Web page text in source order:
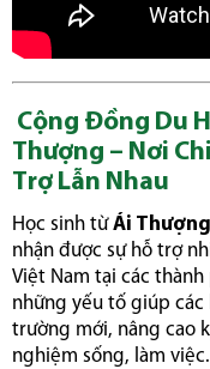
Cộng Đồng Du
Thượng – Nơi
Trợ Lẫn Nhau
Học sinh từÁi Thượng
nhận được sự hỗ trợ
Việt Nam tại các
những yếu tố giúp các
trường mới, nâng cao
nghiệm sống, làm việc.